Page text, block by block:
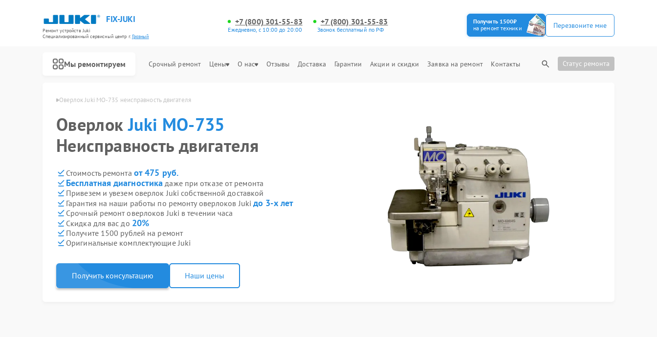
FIX-JUKI
Ремонт устройств Juki
Специализированный cервисный центр г.Грозный
+7 (800) 301-55-83
Ежедневно, с 10:00 до 20:00
+7 (800) 301-55-83
Звонок бесплатный по РФ
Получить 1500₽
на ремонт техники
Перезвоните мне
Мы ремонтируем Срочный ремонт Цены О нас Отзывы Доставка Гарантии Акции и скидки Заявка на ремонт Контакты Статус ремонта
Оверлок Juki MO-735 неисправность двигателя
ОверлокJuki MO-735
Неисправность двигателя
Стоимость ремонта от 475 руб.
Бесплатная диагностика даже при отказе от ремонта
Привезем и увезем оверлок Juki собственной доставкой
Гарантия на наши работы по ремонту оверлоков Juki до 3-х лет
Срочный ремонт оверлоков Juki в течении часа
Скидка для вас до 20%
Получите 1500 рублей на ремонт
Оригинальные комплектующие Juki
Получить консультацию Наши цены